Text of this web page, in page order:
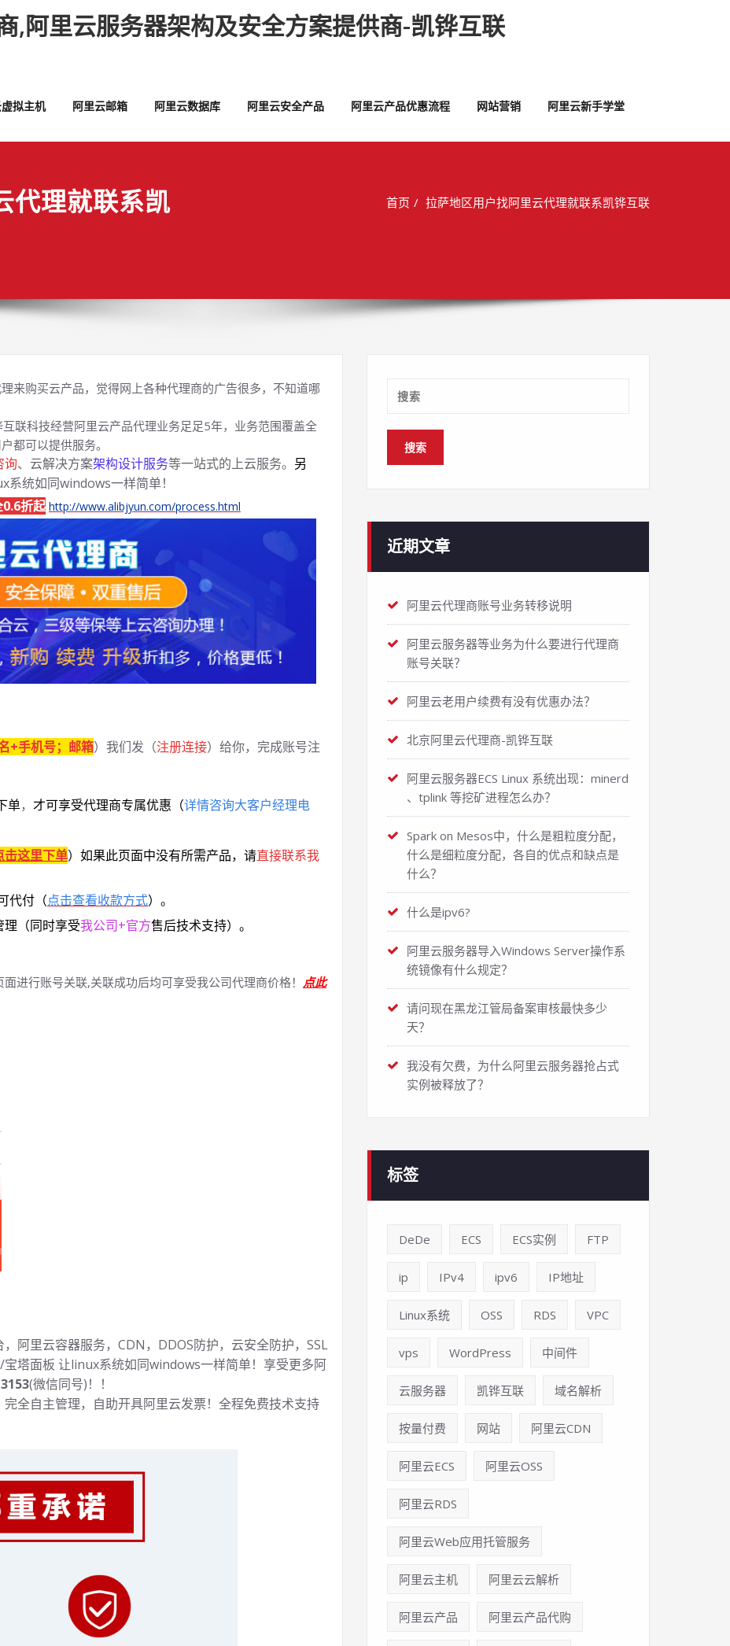
,阿里云服务器架构及安全方案提供商-凯铧互联
拟主机 阿里云邮箱 阿里云数据库 阿里云安全产品 阿里云产品优惠流程 网站营销 阿里云新手学堂
代理就联系凯
首页 拉萨地区用户找阿里云代理就联系凯铧互联
来购买云产品，觉得网上各种代理商的广告很多，不知道哪
科技经营阿里云产品代理业务足足5年，业务范围覆盖全
都可以提供服务。
询、云解决方案架构设计服务等一站式的上云服务。 另
系统如同windows一样简单！
折起 http://www.alibjyun.com/process.html
+手机号；邮箱）我们发（注册连接）给你，完成账号注
单， 才可享受代理商专属优惠 （详情咨询大客户经理电
击这里下单） 如果此页面中没有所需产品，请直接联系我
代付（点击查看收款方式）。
理（同时享受我公司+官方售后技术支持）。
进行账号关联,关联成功后均可享受我公司代理商价格！ 点此
阿里云容器服务，CDN，DDOS防护，云安全防护，SSL
塔面板 让linux系统如同windows一样简单！享受更多阿
(微信同号)！！
全自主管理，自助开具阿里云发票！全程免费技术支持
近期文章
阿里云代理商账号业务转移说明
阿里云服务器等业务为什么要进行代理商
账号关联？
阿里云老用户续费有没有优惠办法？
北京阿里云代理商-凯铧互联
阿里云服务器ECS Linux 系统出现：minerd
、tplink 等挖矿进程怎么办？
Spark on Mesos中，什么是粗粒度分配，
什么是细粒度分配，各自的优点和缺点是
什么？
什么是ipv6?
阿里云服务器导入Windows Server操作系
统镜像有什么规定？
请问现在黑龙江管局备案审核最快多少
天？
我没有欠费，为什么阿里云服务器抢占式
实例被释放了？
标签
DeDe ECS ECS实例 FTP
ip IPv4 ipv6 IP地址
Linux系统 OSS RDS VPC
vps WordPress 中间件
云服务器 凯铧互联 域名解析
按量付费 网站 阿里云CDN
阿里云ECS 阿里云OSS
阿里云RDS
阿里云Web应用托管服务
阿里云主机 阿里云云解析
阿里云产品 阿里云产品代购